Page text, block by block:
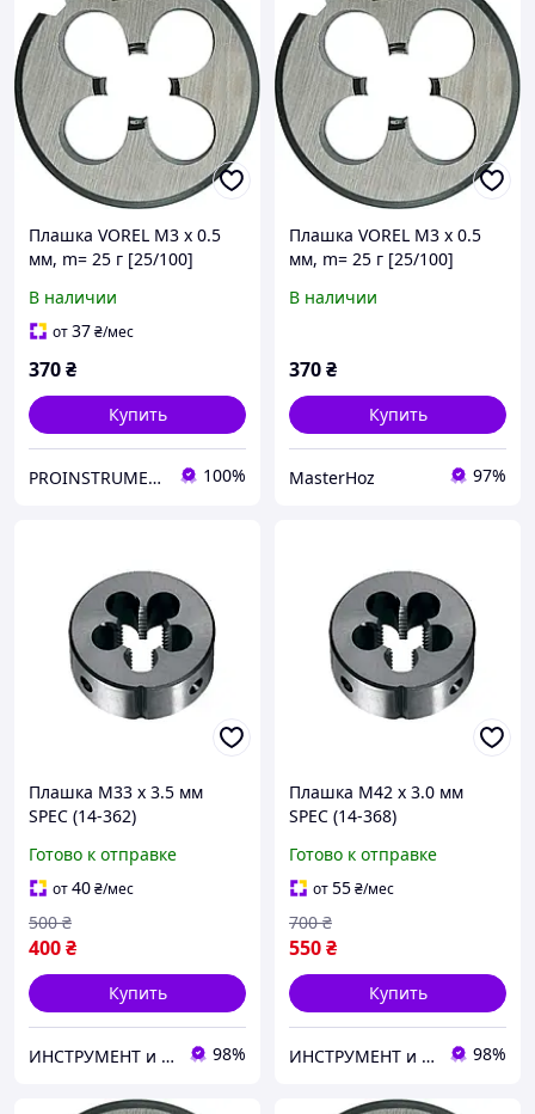
Плашка VOREL М3 х 0.5
мм, m= 25 г [25/100]
В наличии
от37₴/мес
370₴
Купить
PROINSTRUMENT магазин інструменту 100%
Плашка VOREL М3 х 0.5
мм, m= 25 г [25/100]
В наличии
370₴
Купить
MasterHoz 97%
Плашка М33 х 3.5 мм
SPEC (14-362)
Готово к отправке
от40₴/мес
400₴
500 ₴
Купить
ИНСТРУМЕНТ и МЕТИЗЫ 98%
Плашка М42 х 3.0 мм
SPEC (14-368)
Готово к отправке
от55₴/мес
550₴
700 ₴
Купить
ИНСТРУМЕНТ и МЕТИЗЫ 98%